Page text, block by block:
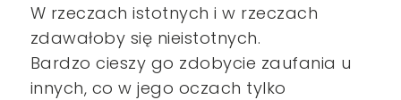
W rzeczach istotnych i w rzeczach
zdawałoby się nieistotnych.
Bardzo cieszy go zdobycie zaufania u
innych, co w jego oczach tylko